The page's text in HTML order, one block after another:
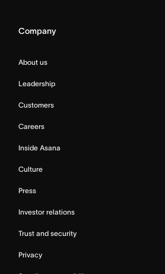
Company
About us
Leadership
Customers
Careers
Inside Asana
Culture
Press
Investor relations
Trust and security
Privacy